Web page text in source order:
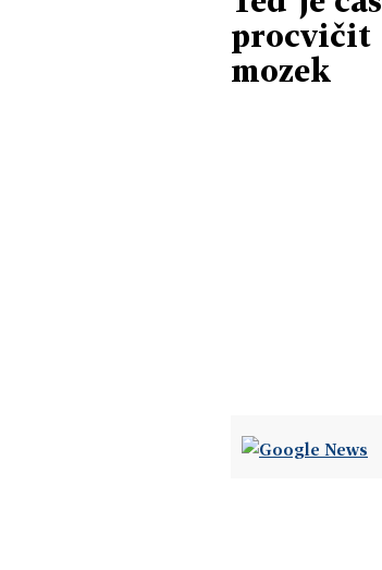
procvičit
mozek